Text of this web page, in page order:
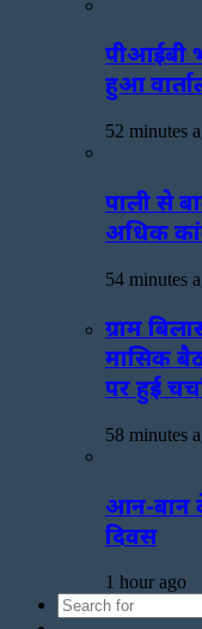
पीआईबी
हुआ
52 minutes
पाली से
अधिक
54 minutes
ग्राम
मासिक
पर हुई
58 minutes
आन-बान
दिवस
1 hour ago